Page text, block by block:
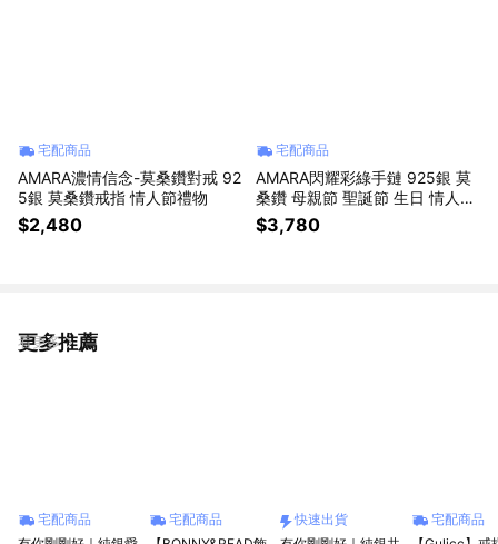
宅配商品
AMARA濃情信念-莫桑鑽對戒 92
5銀 莫桑鑽戒指 情人節禮物
$2,480
宅配商品
AMARA閃耀彩綠手鏈 925銀 莫
桑鑽 母親節 聖誕節 生日 情人節
禮物
$3,780
更多推薦
看更多
宅配商品
宅配商品
快速出貨
宅配商品